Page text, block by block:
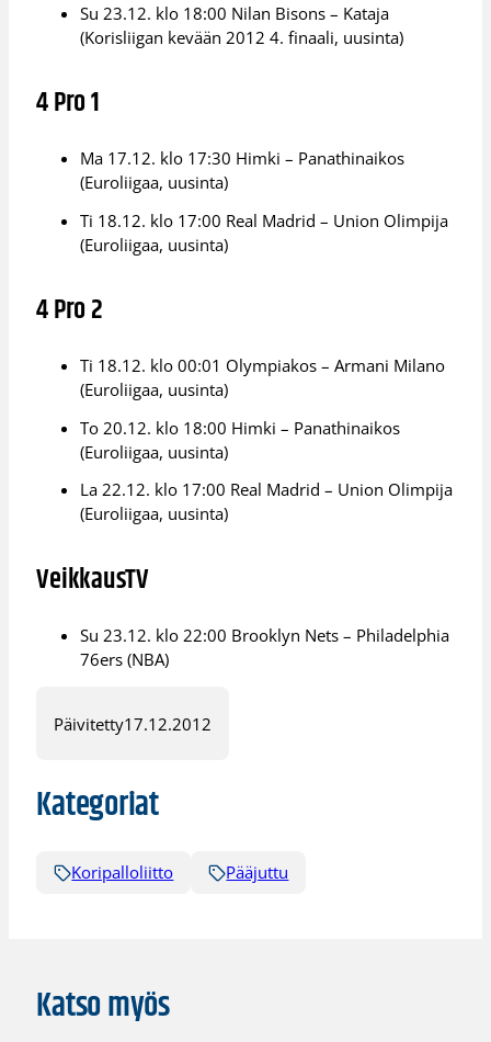
Su 23.12. klo 18:00 Nilan Bisons – Kataja
(Korisliigan kevään 2012 4. finaali, uusinta)
4 Pro 1
Ma 17.12. klo 17:30 Himki – Panathinaikos
(Euroliigaa, uusinta)
Ti 18.12. klo 17:00 Real Madrid – Union Olimpija
(Euroliigaa, uusinta)
4 Pro 2
Ti 18.12. klo 00:01 Olympiakos – Armani Milano
(Euroliigaa, uusinta)
To 20.12. klo 18:00 Himki – Panathinaikos
(Euroliigaa, uusinta)
La 22.12. klo 17:00 Real Madrid – Union Olimpija
(Euroliigaa, uusinta)
VeikkausTV
Su 23.12. klo 22:00 Brooklyn Nets – Philadelphia
76ers (NBA)
Päivitetty17.12.2012
Kategoriat
Koripalloliitto Pääjuttu
Katso myös